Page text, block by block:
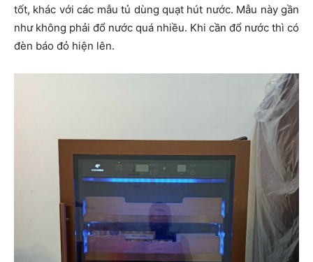
tốt, khác với các mẫu tủ dùng quạt hút nước. Mẫu này gần
như không phải đổ nước quá nhiều. Khi cần đổ nước thì có
đèn báo đỏ hiện lên.